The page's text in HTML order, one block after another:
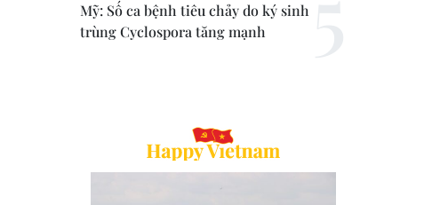
Mỹ: Số ca bệnh tiêu chảy do ký sinh
trùng Cyclospora tăng mạnh